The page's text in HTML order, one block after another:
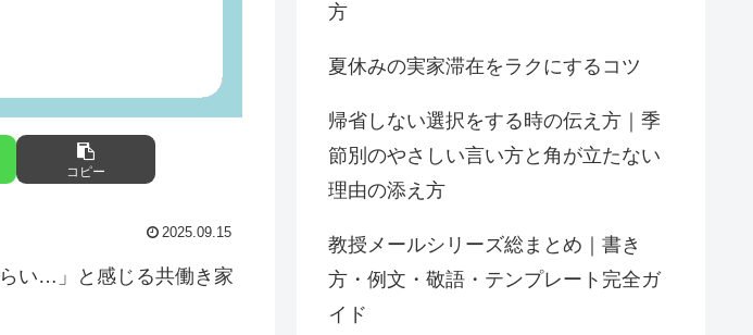
コピー
2025.09.15
い…」と感じる共働き家
方
夏休みの実家滞在をラクにするコツ
帰省しない選択をする時の伝え方｜季
節別のやさしい言い方と角が立たない
理由の添え方
教授メールシリーズ総まとめ｜書き
方・例文・敬語・テンプレート完全ガ
イド